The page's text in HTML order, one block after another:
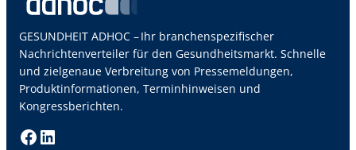
GESUNDHEIT ADHOC – Ihr branchenspezifischer
Nachrichtenverteiler für den Gesundheitsmarkt. Schnelle
und zielgenaue Verbreitung von Pressemeldungen,
Produktinformationen, Terminhinweisen und
Kongressberichten.
Facebook LinkedIn